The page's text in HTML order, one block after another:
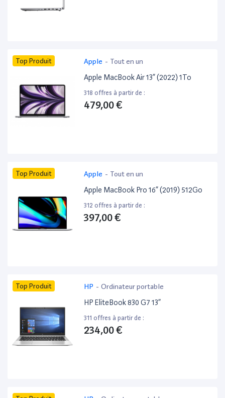
Top Produit Apple - Tout en un
Apple MacBook Air 13” (2022) 1To
318 offres à partir de :
479,00 €
Top Produit Apple - Tout en un
Apple MacBook Pro 16” (2019) 512Go
312 offres à partir de :
397,00 €
Top Produit HP - Ordinateur portable
HP EliteBook 830 G7 13”
311 offres à partir de :
234,00 €